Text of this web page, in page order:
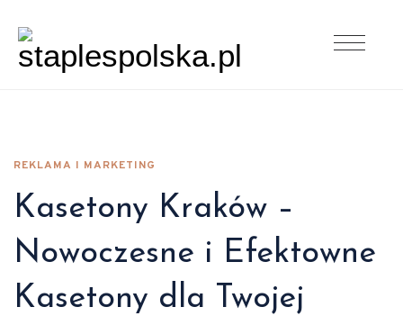
REKLAMA I MARKETING
Kasetony Kraków –
Nowoczesne i Efektowne
Kasetony dla Twojej